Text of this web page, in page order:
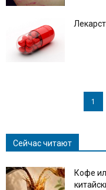
1
Сейчас читают
Кофе